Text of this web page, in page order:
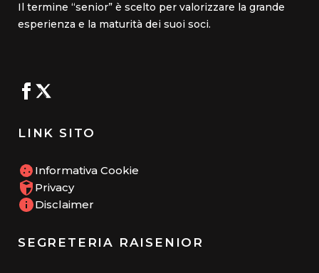
Il termine “senior” è scelto per valorizzare la grande
esperienza e la maturità dei suoi soci.
LINK SITO
Informativa Cookie
Privacy
Disclaimer
SEGRETERIA RAISENIOR